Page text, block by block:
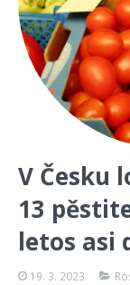
V Česku
13
letos asi
19. 3. 2023